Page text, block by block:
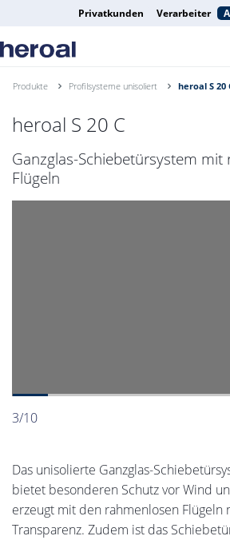
Privatkunden Verarbeiter
Produkte Profilsysteme unisoliert heroal S 20
heroal S 20 C
Ganzglas-Schiebetürsystem mit
Flügeln
3/10
Das unisolierte Ganzglas-
bietet besonderen Schutz vor Wind
erzeugt mit den rahmenlosen Flügeln
Transparenz. Zudem ist das